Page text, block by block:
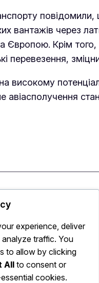
повідомили,
вантажів через
Європою. Крім того,
перевезення,
високому
авіасполучення
to post a comment.
experience, deliver
traffic. You
to allow by clicking
Allto consent or
cookies.